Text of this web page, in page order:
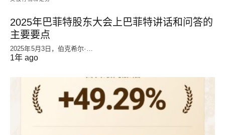
2025年巴菲特股东大会上巴菲特讲话和问答的
主要要点
2025年5月3日，伯克希尔·…
1年 ago